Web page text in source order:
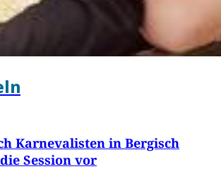
Karnevalisten in Bergisch
Session vor